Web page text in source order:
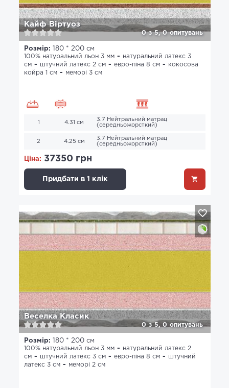
Кайф Віртуоз
0 з 5, 0 опитувань
Розмір: 180 * 200 см
100% натуральний льон 3 мм
натуральний латекс 3
см
штучний латекс 2 см евро-піна 8 см
кокосова
койра 1 см
меморі 3 см
1 4.31 см
3.7 Нейтральний матрац
(середньожорсткий)
2 4.25 см
3.7 Нейтральний матрац
(середньожорсткий)
Ціна: 37350 грн
Придбати в 1 клік
Веселка Класик
0 з 5, 0 опитувань
Розмір: 180 * 200 см
100% натуральний льон 3 мм
натуральний латекс 2
см
штучний латекс 3 см евро-піна 8 см
штучний
латекс 3 см
меморі 2 см